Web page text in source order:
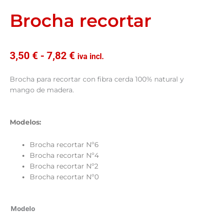
Brocha recortar
3,50 € - 7,82 €Rango
precios:
iva incl.
Brocha para recortar con fibra cerda 100% natural y
mango de madera.
Modelos:
Brocha recortar Nº6
Brocha recortar Nº4
Brocha recortar Nº2
Brocha recortar Nº0
Modelo
Brocha